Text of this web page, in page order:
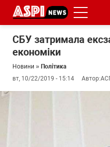
СБУ затримала
економіки
Новини » Політика
вт, 10/22/2019 - 15:14
Автор: